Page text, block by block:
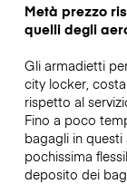
Metà prezzo
quelli degli
Gli armadietti
city locker,
rispetto al
Fino a poco
bagagli in
pochissima
deposito dei